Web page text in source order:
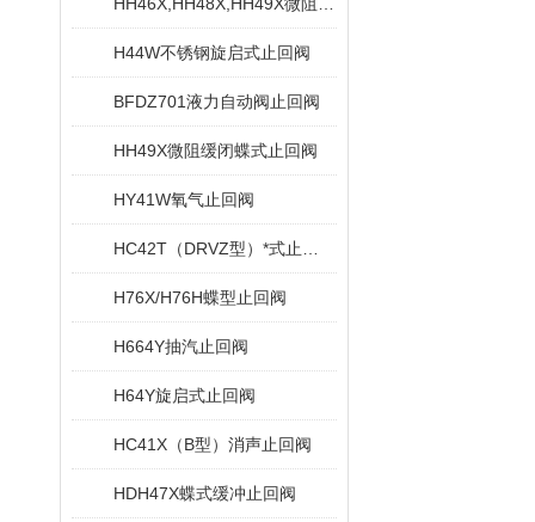
H44W不锈钢旋启式止回阀
BFDZ701液力自动阀止回阀
HH49X微阻缓闭蝶式止回阀
HY41W氧气止回阀
H76X/H76H蝶型止回阀
H664Y抽汽止回阀
H64Y旋启式止回阀
HC41X（B型）消声止回阀
HDH47X蝶式缓冲止回阀